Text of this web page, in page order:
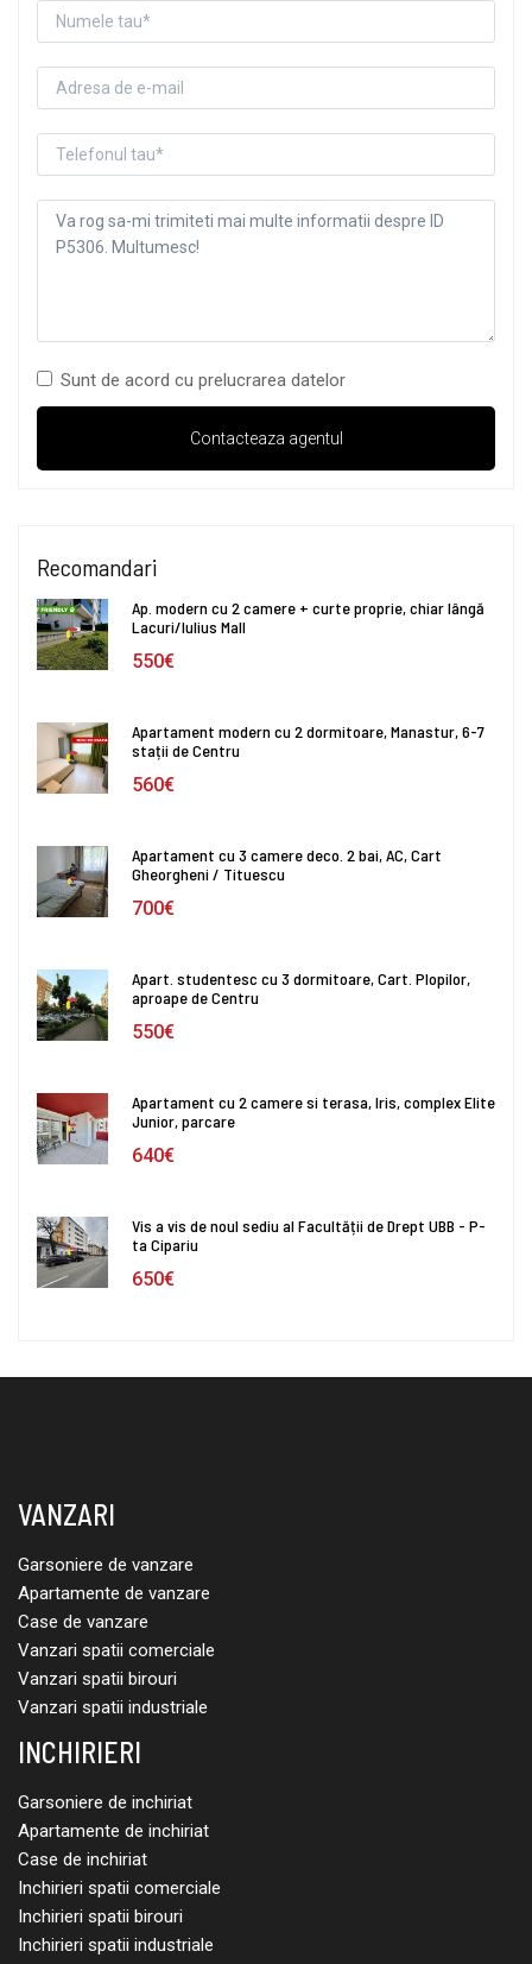
Sunt de acord cu prelucrarea datelor
Recomandari
Ap. modern cu 2 camere + curte proprie, chiar lângă
Lacuri/Iulius Mall
550€
Apartament modern cu 2 dormitoare, Manastur, 6-7
stații de Centru
560€
Apartament cu 3 camere deco. 2 bai, AC, Cart
Gheorgheni / Tituescu
700€
Apart. studentesc cu 3 dormitoare, Cart. Plopilor,
aproape de Centru
550€
Apartament cu 2 camere si terasa, Iris, complex Elite
Junior, parcare
640€
Vis a vis de noul sediu al Facultății de Drept UBB - P-
ta Cipariu
650€
VANZARI
Garsoniere de vanzare
Apartamente de vanzare
Case de vanzare
Vanzari spatii comerciale
Vanzari spatii birouri
Vanzari spatii industriale
INCHIRIERI
Garsoniere de inchiriat
Apartamente de inchiriat
Case de inchiriat
Inchirieri spatii comerciale
Inchirieri spatii birouri
Inchirieri spatii industriale